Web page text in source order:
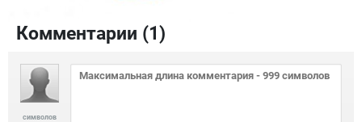
Комментарии (1)
символов